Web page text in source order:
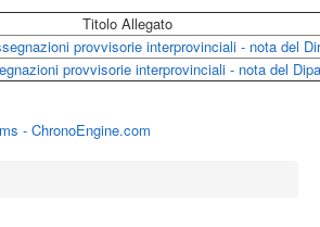
Titolo Allegato
provvisorie interprovinciali - nota del
provvisorie interprovinciali - nota del
- ChronoEngine.com